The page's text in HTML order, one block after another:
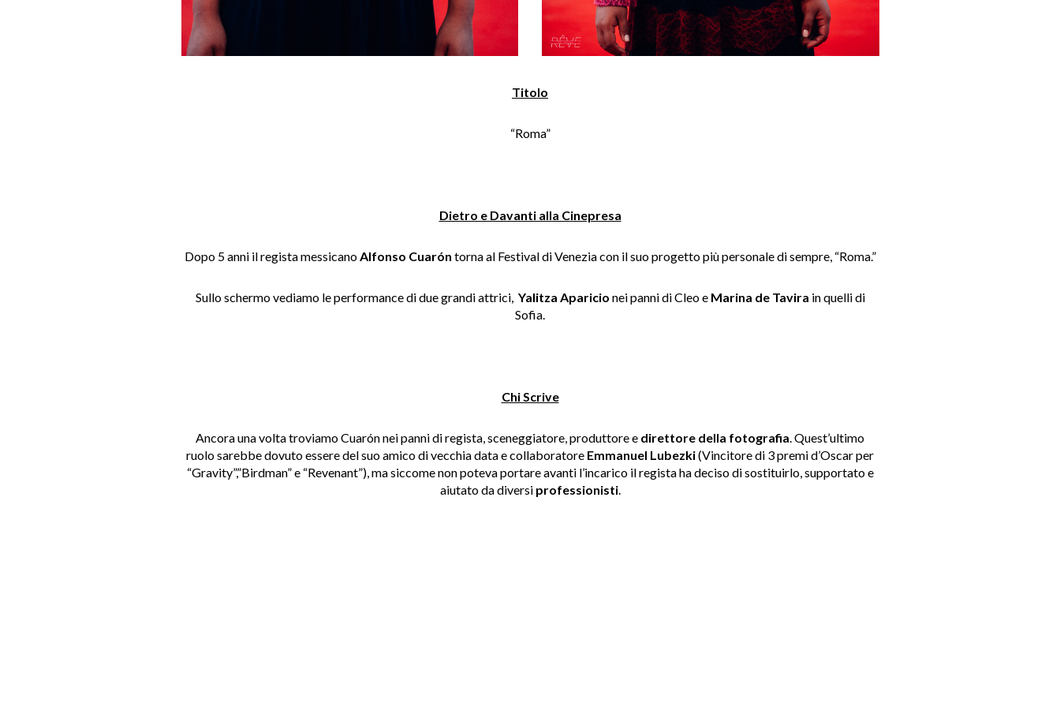
Titolo
“Roma”
Dietro e Davanti alla Cinepresa
Dopo 5 anni il regista messicano Alfonso Cuarón torna al Festival di Venezia con il suo progetto più personale di sempre, “Roma.”
Sullo schermo vediamo le performance di due grandi attrici, Yalitza Aparicio nei panni di Cleo e Marina de Tavira in quelli di
Sofia.
Chi Scrive
Ancora una volta troviamo Cuarón nei panni di regista, sceneggiatore, produttore e direttore della fotografia . Quest’ultimo
ruolo sarebbe dovuto essere del suo amico di vecchia data e collaboratore Emmanuel Lubezki(Vincitore di 3 premi d’Oscar per
“Gravity”,”Birdman”e “Revenant”), ma siccome non poteva portare avanti l’incarico il regista ha deciso di sostituirlo, supportato e
aiutato da diversi professionisti.